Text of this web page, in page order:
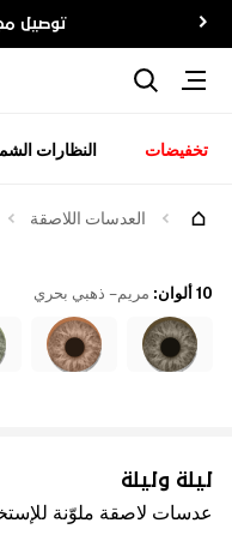
توصيل
تخفيضات النظارات
العدسات اللاصقة
ليلة وليلة
عدسات لاصقة ملوّنة
10 ألوان : مريم – ذهبي بحري